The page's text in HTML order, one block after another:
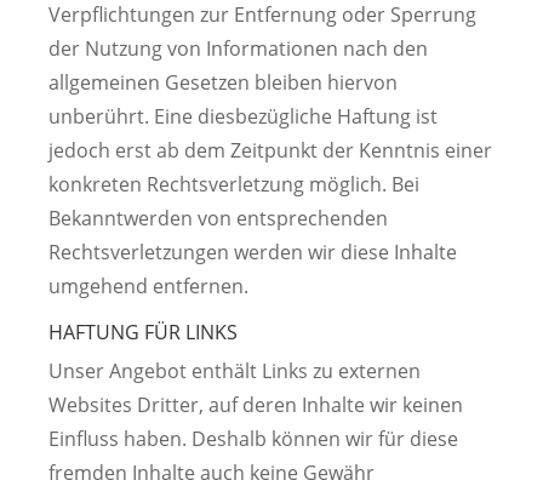
Verpflichtungen zur Entfernung oder Sperrung
der Nutzung von Informationen nach den
allgemeinen Gesetzen bleiben hiervon
unberührt. Eine diesbezügliche Haftung ist
jedoch erst ab dem Zeitpunkt der Kenntnis einer
konkreten Rechtsverletzung möglich. Bei
Bekanntwerden von entsprechenden
Rechtsverletzungen werden wir diese Inhalte
umgehend entfernen.
HAFTUNG FÜR LINKS
Unser Angebot enthält Links zu externen
Websites Dritter, auf deren Inhalte wir keinen
Einfluss haben. Deshalb können wir für diese
fremden Inhalte auch keine Gewähr